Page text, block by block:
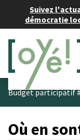
Suivez
démocratie
Budget participatif
Où en